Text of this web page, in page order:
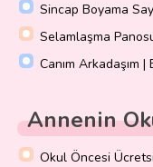
Sincap Boyama
Selamlaşma
Canım Arkadaşım |
Annenin
Okul Öncesi